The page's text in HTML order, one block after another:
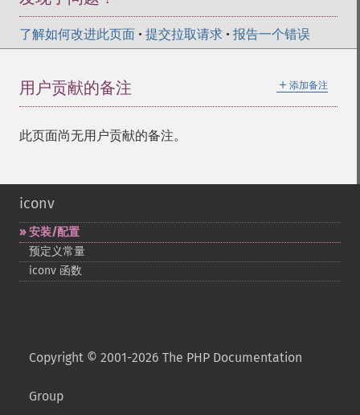
了解如何改进此页面 • 提交拉取请求 • 报告一个错误
＋ 添加备注
用户贡献的备注
此页面尚无用户贡献的备注。
iconv
安装/配置
预定义常量
iconv 函数
Copyright © 2001-2026 The PHP Documentation
Group